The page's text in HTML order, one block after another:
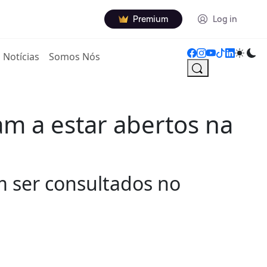
Premium Log in
Notícias Somos Nós
a estar abertos na
ser consultados no